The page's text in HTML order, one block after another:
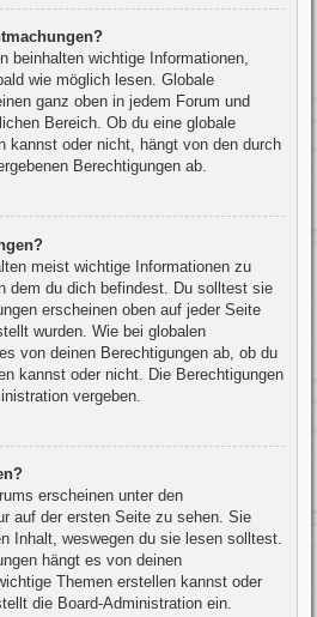
beinhalten wichtige Informationen,
wie möglich lesen. Globale
ganz oben in jedem Forum und
Bereich. Ob du eine globale
kannst oder nicht, hängt von den durch
Berechtigungen ab.
meist wichtige Informationen zu
dem du dich befindest. Du solltest sie
erscheinen oben auf jeder Seite
wurden. Wie bei globalen
von deinen Berechtigungen ab, ob du
kannst oder nicht. Die Berechtigungen
vergeben.
erscheinen unter den
auf der ersten Seite zu sehen. Sie
Inhalt, weswegen du sie lesen solltest.
hängt es von deinen
Themen erstellen kannst oder
die Board-Administration ein.